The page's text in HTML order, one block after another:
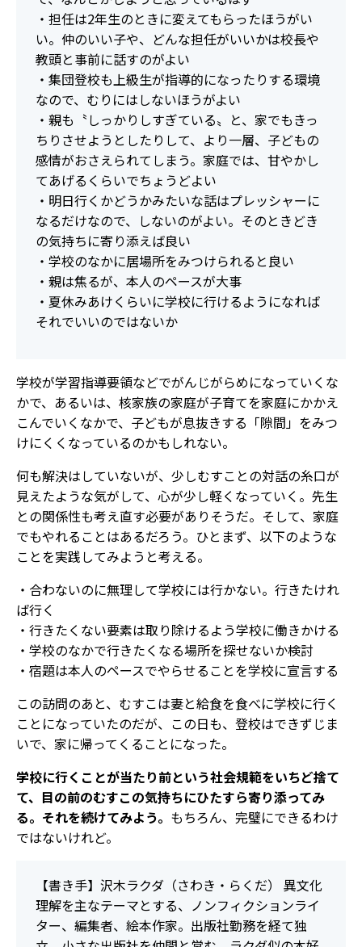
・担任は2年生のときに変えてもらったほうがい
い。仲のいい子や、どんな担任がいいかは校長や
教頭と事前に話すのがよい
・集団登校も上級生が指導的になったりする環境
なので、むりにはしないほうがよい
・親も〝しっかりしすぎている〟と、家でもきっ
ちりさせようとしたりして、より一層、子どもの
感情がおさえられてしまう。家庭では、甘やかし
てあげるくらいでちょうどよい
・明日行くかどうかみたいな話はプレッシャーに
なるだけなので、しないのがよい。そのときどき
の気持ちに寄り添えば良い
・学校のなかに居場所をみつけられると良い
・親は焦るが、本人のペースが大事
・夏休みあけくらいに学校に行けるようになれば
それでいいのではないか
学校が学習指導要領などでがんじがらめになっていくな
かで、あるいは、核家族の家庭が子育てを家庭にかかえ
こんでいくなかで、子どもが息抜きする「隙間」をみつ
けにくくなっているのかもしれない。
何も解決はしていないが、少しむすことの対話の糸口が
見えたような気がして、心が少し軽くなっていく。先生
との関係性も考え直す必要がありそうだ。そして、家庭
でもやれることはあるだろう。ひとまず、以下のような
ことを実践してみようと考える。
・合わないのに無理して学校には行かない。行きたけれ
ば行く
・行きたくない要素は取り除けるよう学校に働きかける
・学校のなかで行きたくなる場所を探せないか検討
・宿題は本人のペースでやらせることを学校に宣言する
この訪問のあと、むすこは妻と給食を食べに学校に行く
ことになっていたのだが、この日も、登校はできずじま
いで、家に帰ってくることになった。
学校に行くことが当たり前という社会規範をいちど捨て
て、目の前のむすこの気持ちにひたすら寄り添ってみ
る。それを続けてみよう。 もちろん、完璧にできるわけ
ではないけれど。
【書き手】沢木ラクダ（さわき・らくだ） 異文化
理解を主なテーマとする、ノンフィクションライ
ター、編集者、絵本作家。出版社勤務を経て独